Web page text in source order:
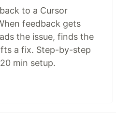
to a Cursor
feedback gets
the issue, finds the
a fix. Step-by-step
min setup.